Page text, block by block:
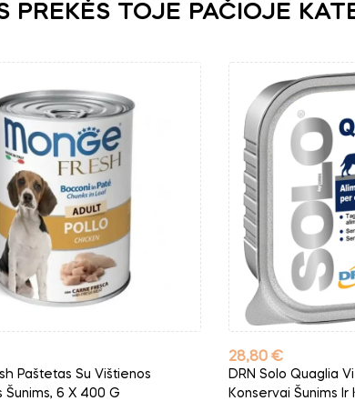
PREKĖS TOJE PAČIOJE
Paštetas Su Vištienos
Šunims, 6 X 400 G
Kaina
28,80 €
DRN Solo Quaglia
Konservai Šunims Ir